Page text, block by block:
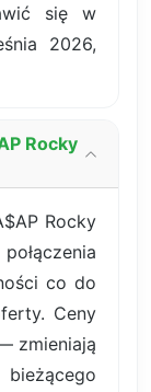
się w
2026,
Rocky
Rocky
co do
Ceny
zmieniają